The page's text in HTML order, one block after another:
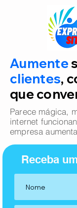
Aumente
clientes,
que
Parece mágica,
internet
empresa
Receba